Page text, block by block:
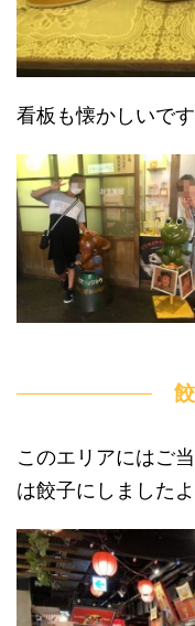
看板も懐かしいです
このエリアにはご
は餃子にしました